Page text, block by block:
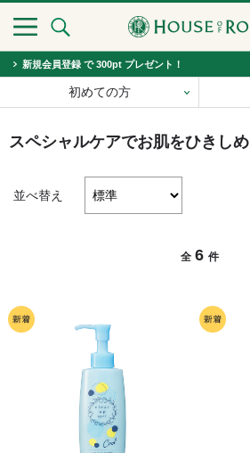
新規会員登録 で 300pt プレゼント！
初めての方
スペシャルケアでお肌をひきしめ
並べ替え
全 6 件